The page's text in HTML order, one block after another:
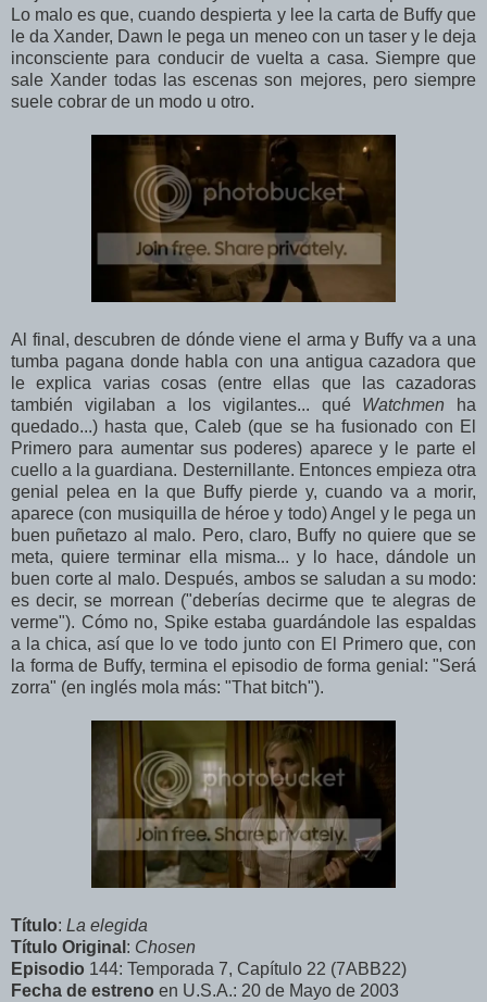
Lo malo es que, cuando despierta y lee la carta de Buffy que
le da Xander, Dawn le pega un meneo con un taser y le deja
inconsciente para conducir de vuelta a casa. Siempre que
sale Xander todas las escenas son mejores, pero siempre
suele cobrar de un modo u otro.
Al final, descubren de dónde viene el arma y Buffy va a una
tumba pagana donde habla con una antigua cazadora que
le explica varias cosas (entre ellas que las cazadoras
también vigilaban a los vigilantes... qué Watchmen ha
quedado...) hasta que, Caleb (que se ha fusionado con El
Primero para aumentar sus poderes) aparece y le parte el
cuello a la guardiana. Desternillante. Entonces empieza otra
genial pelea en la que Buffy pierde y, cuando va a morir,
aparece (con musiquilla de héroe y todo) Angel y le pega un
buen puñetazo al malo. Pero, claro, Buffy no quiere que se
meta, quiere terminar ella misma... y lo hace, dándole un
buen corte al malo. Después, ambos se saludan a su modo:
es decir, se morrean ("deberías decirme que te alegras de
verme"). Cómo no, Spike estaba guardándole las espaldas
a la chica, así que lo ve todo junto con El Primero que, con
la forma de Buffy, termina el episodio de forma genial: "Será
zorra" (en inglés mola más: "That bitch").
Título: La elegida
Título Original : Chosen
Episodio 144: Temporada 7, Capítulo 22 (7ABB22)
Fecha de estreno en U.S.A.: 20 de Mayo de 2003